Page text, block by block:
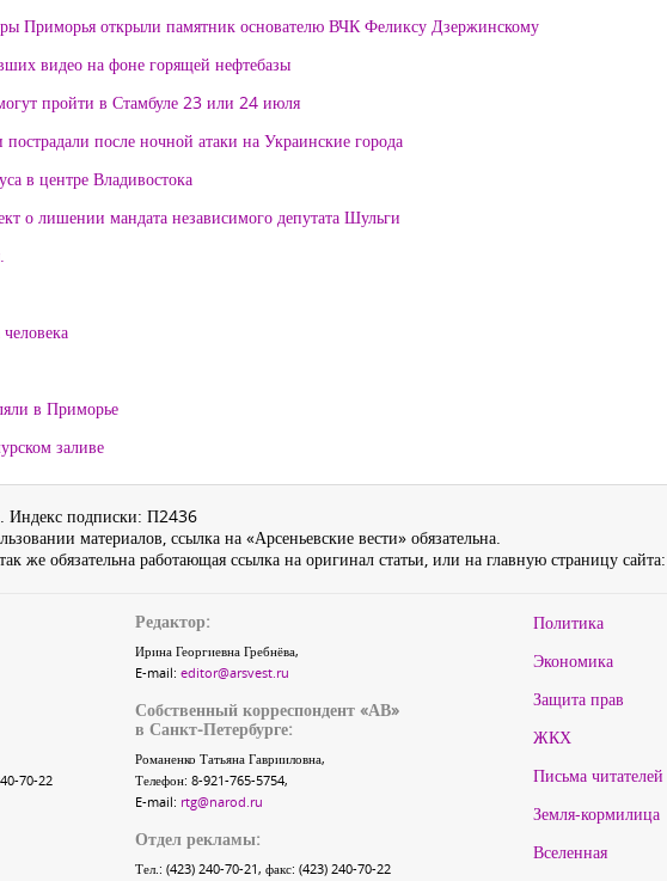
Приморья открыли памятник основателю ВЧК Феликсу Дзержинскому
видео на фоне горящей нефтебазы
пройти в Стамбуле 23 или 24 июля
после ночной атаки на Украинские города
в центре Владивостока
о лишении мандата независимого депутата Шульги
в Приморье
заливе
Индекс подписки: П2436
материалов, ссылка на «Арсеньевские вести» обязательна.
же обязательна работающая ссылка на оригинал статьи, или на главную страницу сайта:
70-22
Редактор:
Ирина Георгиевна Гребнёва,
E-mail: editor@arsvest.ru
Собственный корреспондент «АВ»
в Санкт-Петербурге:
Романенко Татьяна Гаврииловна,
Телефон: 8-921-765-5754,
E-mail: rtg@narod.ru
Отдел рекламы:
Тел.: (423) 240-70-21, факс: (423) 240-70-22
Политика
Экономика
Защита прав
ЖКХ
Письма читателей
Земля-кормилица
Вселенная